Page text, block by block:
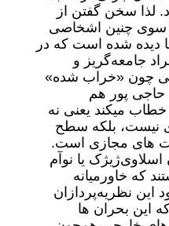
لذا سخن گفتن از
سوی چنین اشخاصی
دیده شده است که در
جامعه‌گریز و
چون «خراب شده»
حاجی پور هم
خطاب میکند یعنی نه
نیست، بلکه سطح
های مجازی است.
یا نوآم
که خاورمیانه
این نظریه‌پردازان
که این بحران ها